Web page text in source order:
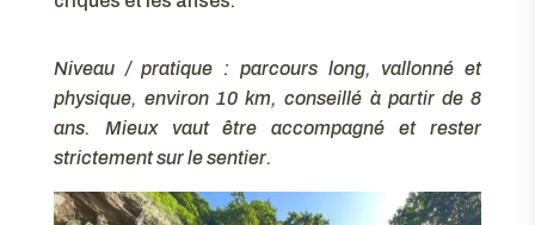
Niveau / pratique : parcours long, vallonné et
physique, environ 10 km, conseillé à partir de 8
ans. Mieux vaut être accompagné et rester
strictement sur le sentier.